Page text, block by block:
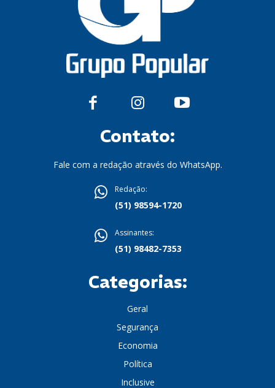
Contato:
Fale com a redação através do WhatsApp.
Redação:
(51) 98594-1720
Assinantes:
(51) 98482-7353
Categorias:
Geral
Segurança
Economia
Política
Inclusive